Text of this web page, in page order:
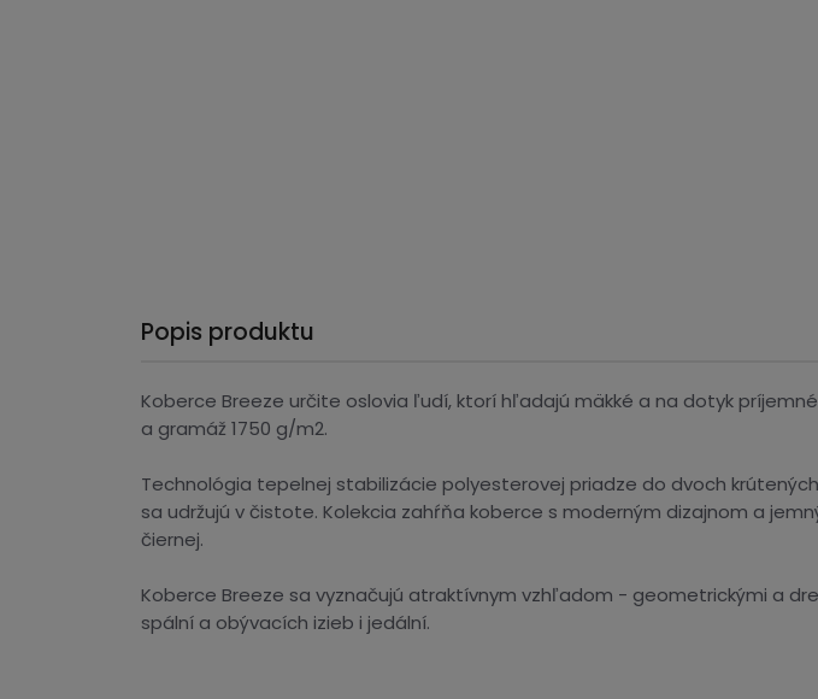
Popis produktu
Koberce Breeze určite oslovia ľudí, ktorí hľadajú mäkké a na dotyk
a gramáž 1750 g/m2.
Technológia tepelnej stabilizácie polyesterovej priadze do dvoch
sa udržujú v čistote. Kolekcia zahŕňa koberce s moderným dizajnom a
čiernej.
Koberce Breeze sa vyznačujú atraktívnym vzhľadom - geometrickými a
spální a obývacích izieb i jedální.